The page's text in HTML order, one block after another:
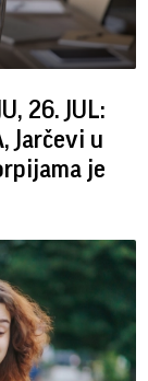
26. JUL:
Jarčevi u
je